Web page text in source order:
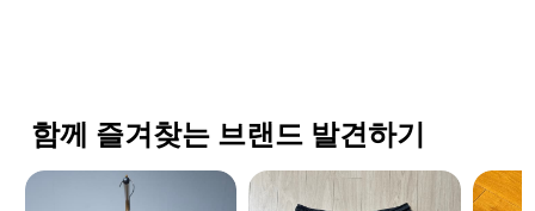
함께 즐겨찾는 브랜드 발견하기